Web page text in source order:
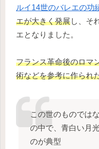
ルイ14世のバレエの功
エが大きく発展し、そ
エとなりました。
フランス革命後のロマ
術などを参考に作られ
この世のものでは
の中で、青白い月
のが典型